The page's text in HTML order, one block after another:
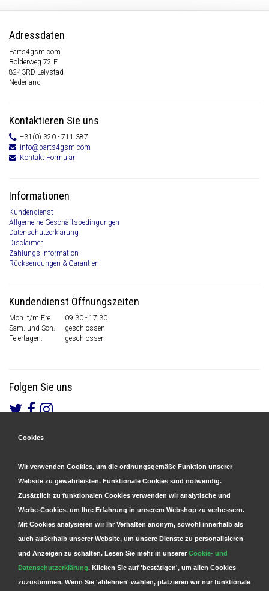
Adressdaten
Parts4gsm.com
Bolderweg 72 F
8243RD Lelystad
Nederland
Kontaktieren Sie uns
+31(0) 320 - 711 387
info@parts4gsm.com
Kontakt Formular
Informationen
Kundendienst
Allgemeine Geschäftsbedingungen
Datenschutzerklärung
Disclaimer
Zahlungs Information
Rücksendungen & Garantien
Kundendienst Öffnungszeiten
Mon. t/m Fre.
09:30 - 17:30
Sam. und Son.
geschlossen
Feiertagen:
geschlossen
Folgen Sie uns
Cookies
Wir verwenden Cookies, um die ordnungsgemäße Funktion unserer
Website zu gewährleisten. Funktionale Cookies sind notwendig.
Zusätzlich zu funktionalen Cookies verwenden wir analytische und
Werbe-Cookies, um Ihre Erfahrung in unserem Webshop zu verbessern.
Mit Cookies analysieren wir Ihr Verhalten anonym, sowohl innerhalb als
auch außerhalb unserer Website, um unsere Dienste zu personalisieren
und Anzeigen zu schalten. Lesen Sie mehr in unserer Cookie- und
Datenschutzerklärung. Klicken Sie auf 'bestätigen', um allen Cookies
zuzustimmen. Wenn Sie 'ablehnen' wählen, platzieren wir nur funktionale